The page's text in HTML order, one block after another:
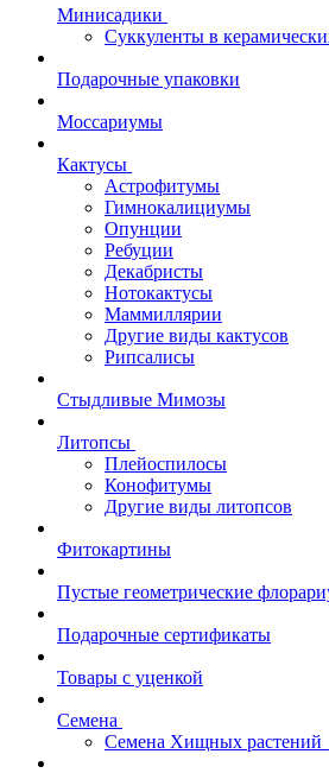
Минисадики
Суккуленты в
Подарочные упаковки
Моссариумы
Кактусы
Астрофитумы
Гимнокалициумы
Опунции
Ребуции
Декабристы
Нотокактусы
Маммиллярии
Другие виды кактусов
Рипсалисы
Стыдливые Мимозы
Литопсы
Плейоспилосы
Конофитумы
Другие виды литопсов
Фитокартины
Пустые геометрические
Подарочные сертификаты
Товары с уценкой
Семена
Семена Хищных растений